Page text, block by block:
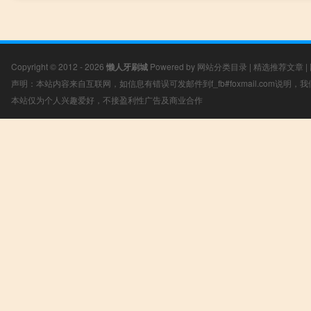
Copyright © 2012 - 2026 懒人牙刷城 Powered by 网站分类目录 | 精选推荐文章 |
声明：本站内容来自互联网，如信息有错误可发邮件到f_fb#foxmail.com说明，
本站仅为个人兴趣爱好，不接盈利性广告及商业合作